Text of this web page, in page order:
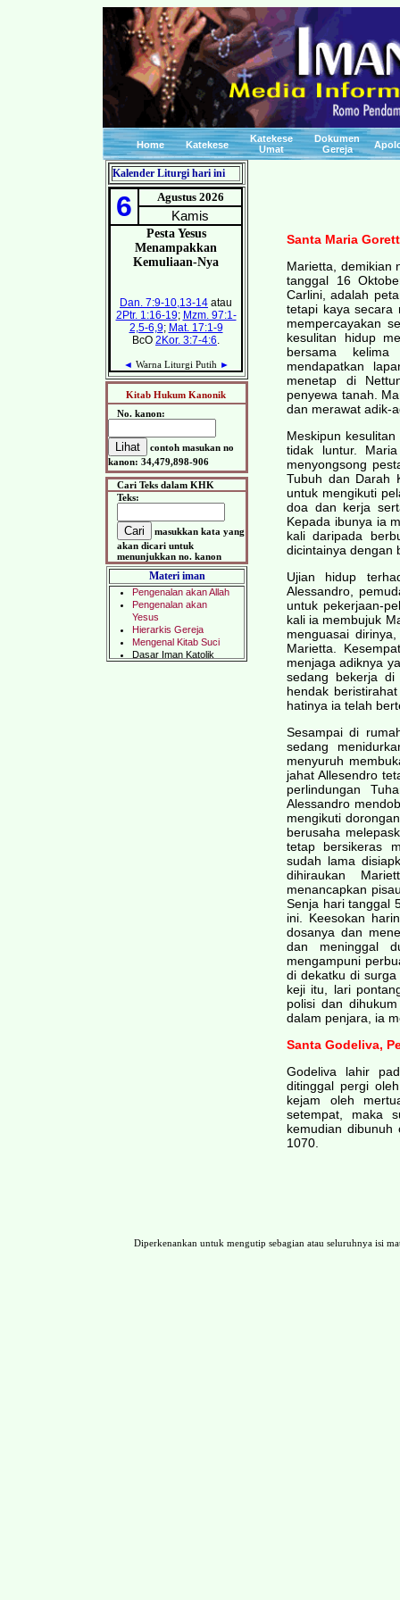
Home Katekese
Katekese
Umat
Dokumen
Gereja
Kalender Liturgi hari ini
Kitab Hukum Kanonik
No. kanon:
contoh masukan no
kanon: 34,479,898-906
Cari Teks dalam KHK
Teks:
masukkan kata yang
akan dicari untuk
menunjukkan no. kanon
Materi iman
Santa Maria
Marietta, demikian
tanggal 16
Carlini, adalah
tetapi kaya secara
mempercayakan
kesulitan hidup
bersama
mendapatkan
menetap di
penyewa tanah.
dan merawat adik-
Meskipun
tidak luntur.
menyongsong
Tubuh dan Darah
untuk mengikuti
doa dan kerja
Kepada ibunya ia
kali daripada
dicintainya dengan
Ujian hidup
Alessandro,
untuk pekerjaan-
kali ia membujuk
menguasai
Marietta.
menjaga adiknya
sedang bekerja
hendak
hatinya ia telah
Sesampai di
sedang
menyuruh
jahat Allesendro
perlindungan
Alessandro
mengikuti
berusaha
tetap bersikeras
sudah lama
dihiraukan
menancapkan
Senja hari tanggal
ini. Keesokan
dosanya dan
dan meninggal
mengampuni
di dekatku di
keji itu, lari
polisi dan
dalam penjara, ia
Santa Godeliva,
Godeliva lahir
ditinggal pergi
kejam oleh
setempat, maka
kemudian dibunuh
1070.
Diperkenankan untuk mengutip sebagian atau seluruhnya isi